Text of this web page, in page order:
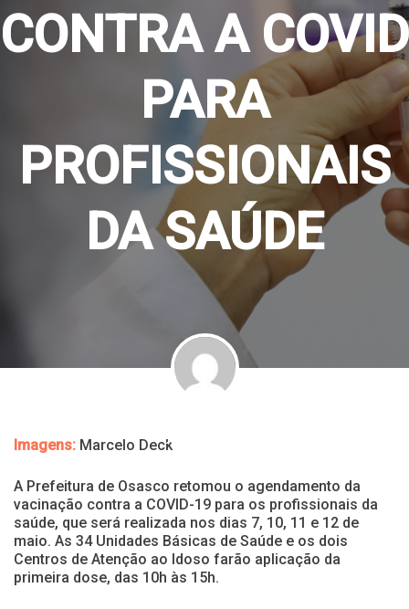
CONTRA A COVID
PARA
PROFISSIONAIS
DA SAÚDE
4 de maio de 2021
Imagens: Marcelo Deck
A Prefeitura de Osasco retomou o agendamento da
vacinação contra a COVID-19 para os profissionais da
saúde, que será realizada nos dias 7, 10, 11 e 12 de
maio. As 34 Unidades Básicas de Saúde e os dois
Centros de Atenção ao Idoso farão aplicação da
primeira dose, das 10h às 15h.